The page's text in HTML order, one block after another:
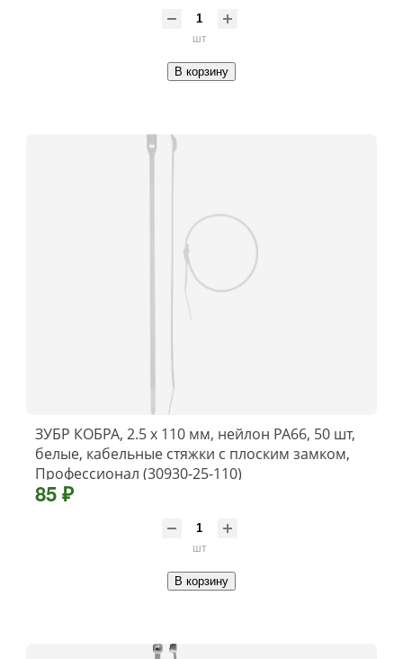
шт
В корзину
ЗУБР КОБРА, 2.5 x 110 мм, нейлон РА66, 50 шт,
белые, кабельные стяжки с плоским замком,
Профессионал (30930-25-110)
85 ₽
шт
В корзину